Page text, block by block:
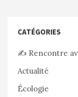
CATÉGORIES
✍️ Rencontre
Actualité
Écologie